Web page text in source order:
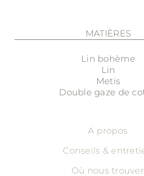
MATIÈRES
Lin bohème
Lin
Metis
Double gaze de
A propos
Conseils &
Où nous trouver